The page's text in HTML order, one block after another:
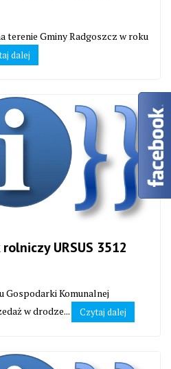
terenie Gminy Radgoszcz w roku
dalej
URSUS 3512
Gospodarki Komunalnej
w drodze...
Czytaj dalej